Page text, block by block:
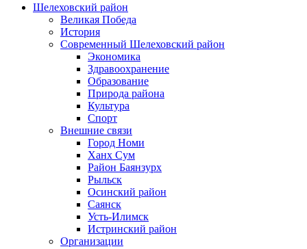
Шелеховский район
Великая Победа
История
Современный Шелеховский район
Экономика
Здравоохранение
Образование
Природа района
Культура
Спорт
Внешние связи
Город Номи
Ханх Сум
Район Баянзурх
Рыльск
Осинский район
Саянск
Усть-Илимск
Истринский район
Организации